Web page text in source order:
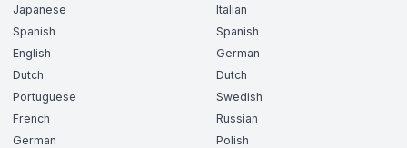
Japanese
Spanish
English
Dutch
Portuguese
French
German
Italian
Spanish
German
Dutch
Swedish
Russian
Polish